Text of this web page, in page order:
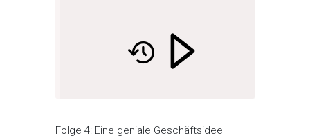
Folge 4: Eine geniale Geschäftsidee